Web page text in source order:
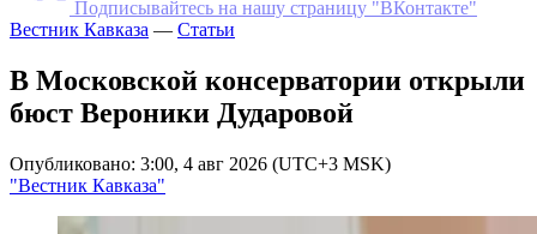
Подписывайтесь на нашу страницу "ВКонтакте"
Вестник Кавказа — Статьи
В Московской консерватории открыли
бюст Вероники Дударовой
Опубликовано: 3:00, 4 авг 2026 (UTC+3 MSK)
"Вестник Кавказа"